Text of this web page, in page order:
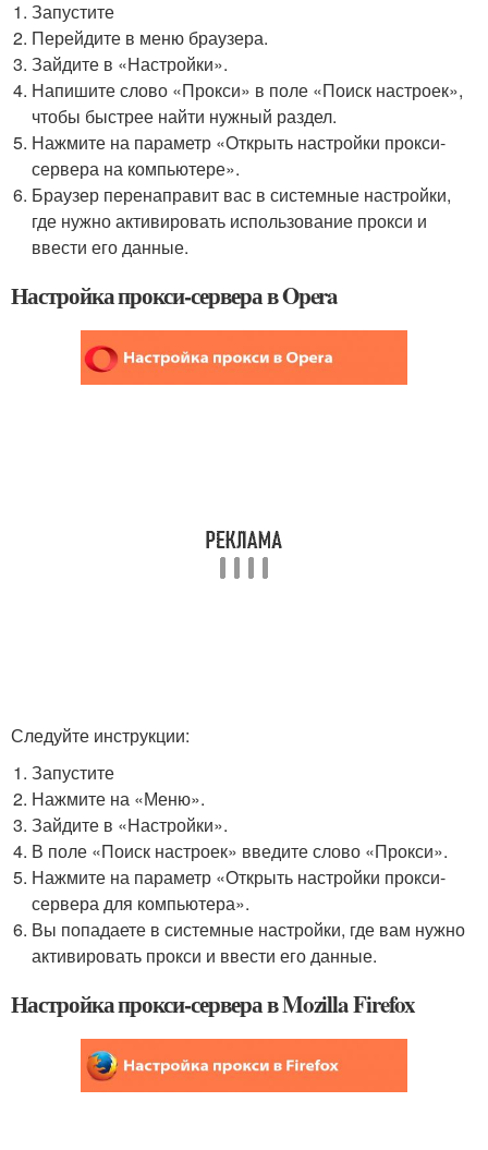
Запустите
Перейдите в меню браузера.
Зайдите в «Настройки».
Напишите слово «Прокси» в поле «Поиск настроек»,
чтобы быстрее найти нужный раздел.
Нажмите на параметр «Открыть настройки прокси-
сервера на компьютере».
Браузер перенаправит вас в системные настройки,
где нужно активировать использование прокси и
ввести его данные.
Настройка прокси-сервера в Opera
Следуйте инструкции:
Запустите
Нажмите на «Меню».
Зайдите в «Настройки».
В поле «Поиск настроек» введите слово «Прокси».
Нажмите на параметр «Открыть настройки прокси-
сервера для компьютера».
Вы попадаете в системные настройки, где вам нужно
активировать прокси и ввести его данные.
Настройка прокси-сервера в Mozilla Firefox